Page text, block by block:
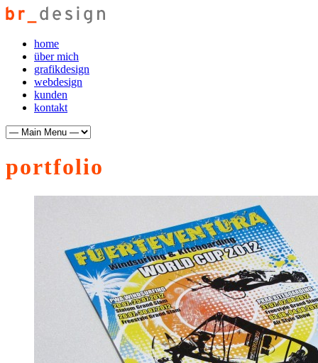
home
über mich
grafikdesign
webdesign
kunden
kontakt
portfolio